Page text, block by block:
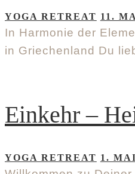
YOGA RETREAT 11.
In Harmonie der
in Griechenland Du
Einkehr –
YOGA RETREAT 1.